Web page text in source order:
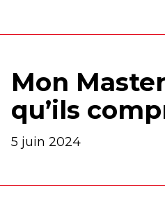
Mon
qu’ils
5 juin 2024